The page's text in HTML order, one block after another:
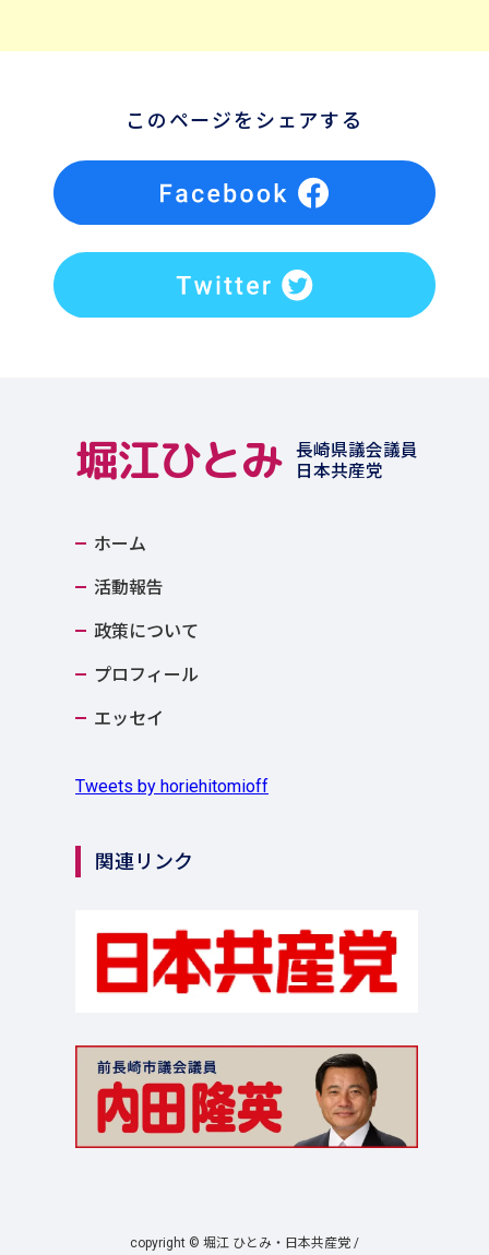
このページをシェアする
堀江ひとみ
長崎県議会議員
日本共産党
ホーム
活動報告
政策について
プロフィール
エッセイ
Tweets by horiehitomioff
関連リンク
copyright © 堀江 ひとみ・日本共産党 /